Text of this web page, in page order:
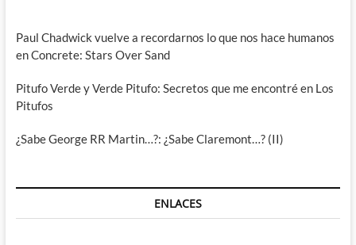
Paul Chadwick vuelve a recordarnos lo que nos hace humanos
en Concrete: Stars Over Sand
Pitufo Verde y Verde Pitufo: Secretos que me encontré en Los
Pitufos
¿Sabe George RR Martin…?: ¿Sabe Claremont…? (II)
ENLACES